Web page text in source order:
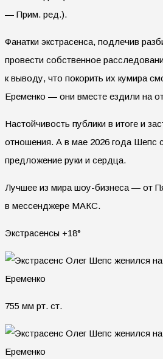
— Прим. ред.).
Фанатки экстрасенса, подлечив
провести собственное
к выводу, что покорить их кумира
Еременко — они вместе ездили на
Настойчивость публики в итоге и
отношения. А в мае 2026 года Шепс
предложение руки и сердца.
Лучшее из мира шоу-бизнеса — от
в мессенджере МАКС.
Экстрасенсы +18°
755 мм рт. ст.